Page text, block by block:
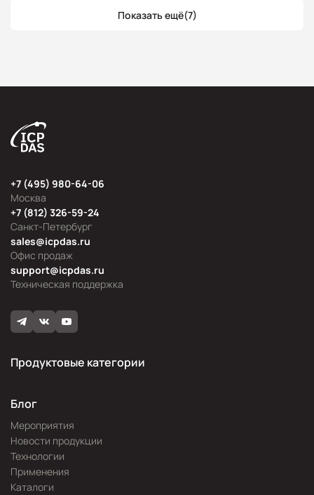
Показать ещё(7)
Москва
+7 (495) 980-64-06
Офис продаж
sales@icpdas.ru
Санкт-Петербург
+7 (812) 326-59-24
Техническая поддержка
support@icpdas.ru
Продуктовые категории
Блог
Мероприятия
Новости продукции
Технологии
Применения
Каталоги